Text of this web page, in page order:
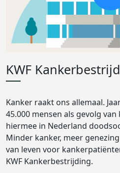
KWF
Kanker raakt ons allemaal.
45.000 mensen als gevolg van
hiermee in Nederland
Minder kanker, meer
van leven voor
KWF Kankerbestrijding.